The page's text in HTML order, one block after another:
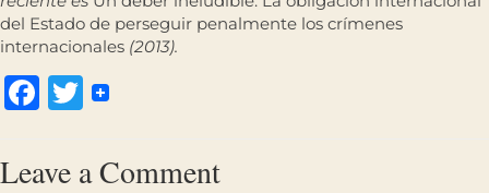
del Estado de perseguir penalmente los crímenes
internacionales (2013).
Facebook
Twitter
Leave a Comment